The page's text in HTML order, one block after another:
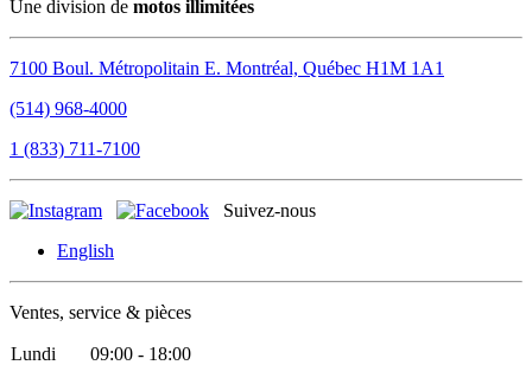
Une division de motos illimitées
7100 Boul. Métropolitain E. Montréal, Québec H1M 1A1
(514) 968-4000
1 (833) 711-7100
Suivez-nous
English
Ventes, service & pièces
Lundi
09:00 - 18:00